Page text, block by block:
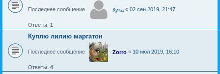
Последнее сообщение Кука « 02 сен 2019, 21:47
Ответы: 1
Куплю лилию маргатон
Последнее сообщение Zorro « 10 июл 2019, 16:10
Ответы: 4